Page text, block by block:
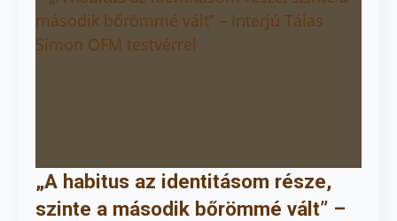
„A habitus az identitásom része,
szinte a második bőrömmé vált” –